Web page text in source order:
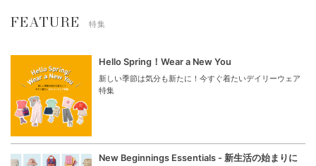
FEATURE 特集
Hello Spring！Wear a New You
新しい季節は気分も新たに！今すぐ着たいデイリーウェア
特集
New Beginnings Essentials - 新生活の始まりに